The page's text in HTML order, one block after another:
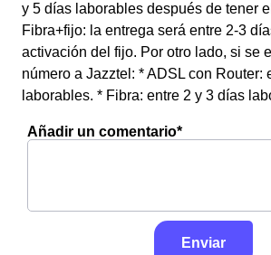
y 5 días laborables después de tener
Fibra+fijo: la entrega será entre 2-3
activación del fijo. Por otro lado, si se
número a Jazztel: * ADSL con Router:
laborables. * Fibra: entre 2 y 3 días
Añadir un comentario*
Enviar